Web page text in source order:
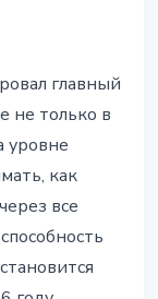
главный
не только в
уровне
как
все